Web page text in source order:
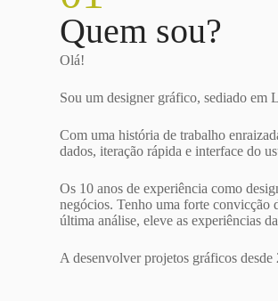
Quem sou?
Olá!
Sou um designer gráfico, sediado
Com uma história de trabalho
dados, iteração rápida e interface do
Os 10 anos de experiência como
negócios. Tenho uma forte convicção
última análise, eleve as experiências
A desenvolver projetos gráficos